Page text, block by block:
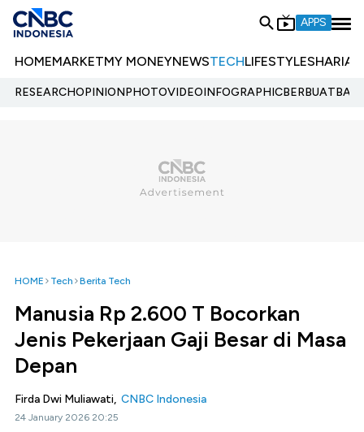
APPS
HOMEMARKETMY MONEYNEWSTECHLIFESTYLESHARIA
RESEARCHOPINIONPHOTOVIDEOINFOGRAPHIC
HOME Tech Berita Tech
Manusia Rp 2.600 T Bocorkan
Jenis Pekerjaan Gaji Besar di Masa
Depan
Firda Dwi Muliawati, CNBC Indonesia
24 January 2026 20:25